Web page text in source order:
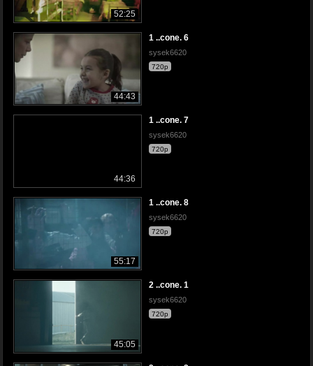
52:25
44:43
1 ..cone. 6
sysek6620
720p
44:36
1 ..cone. 7
sysek6620
720p
55:17
1 ..cone. 8
sysek6620
720p
45:05
2 ..cone. 1
sysek6620
720p